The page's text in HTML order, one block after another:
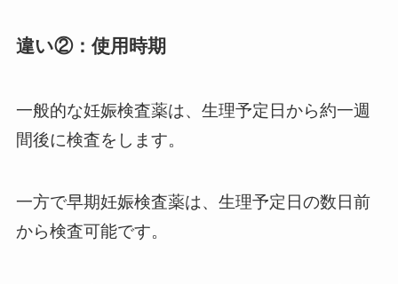
違い②： 使用時期
一般的な妊娠検査薬は、生理予定日から約一週
間後に検査をします。
一方で早期妊娠検査薬は、生理予定日の数日前
から検査可能です。